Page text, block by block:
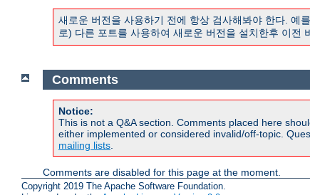
새로운 버전을 사용하기 전에 항상 검사해봐야 한다. 예
로) 다른 포트를 사용하여 새로운 버전을 설치한후 이전
Comments
Notice:
This is not a Q&A section. Comments placed here
either implemented or considered invalid/off-topic.
mailing lists.
Comments are disabled for this page at the moment.
Copyright 2019 The Apache Software Foundation.